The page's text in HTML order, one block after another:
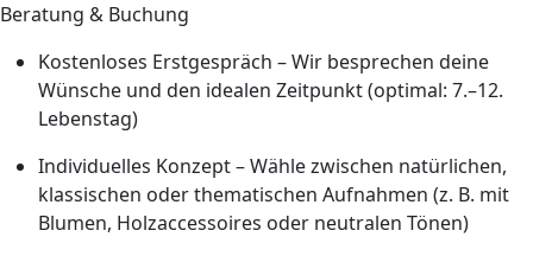
Beratung & Buchung
Kostenloses Erstgespräch – Wir besprechen deine
Wünsche und den idealen Zeitpunkt (optimal: 7.–12.
Lebenstag)
Individuelles Konzept– Wähle zwischen natürlichen,
klassischen oder thematischen Aufnahmen (z. B. mit
Blumen, Holzaccessoires oder neutralen Tönen)